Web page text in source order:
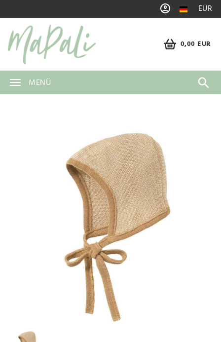
EUR
0,00 EUR
MENÜ